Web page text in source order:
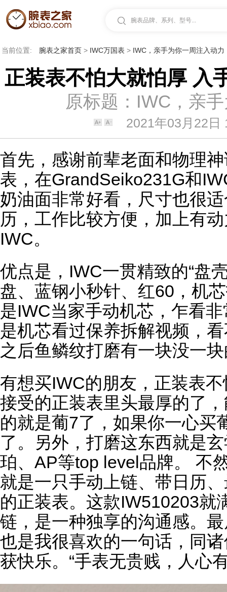
腕表品牌、系列、型号...
当前位置: 腕表之家首页 > IWC万国表 > IWC，亲手为你一周注入动力
正装表不怕大就怕厚 入
原标题：IWC，亲
2021年03月22日
首先，感谢前辈老面和物理
表 ，在GrandSeiko231G和
奶油面非常好看，尺寸也很
历，工作比较方便，加上有
IWC。
优点是，IWC一贯精致的“盘
盘、蓝钢小秒针、红60， 机芯
是IWC当家手动机芯，乍看
是机芯看过保养拆解视频，
之后鱼鳞纹打磨有一块没一
有想买IWC的朋友，正装表
接受的正装表里头最厚的了
的就是葡7了，如果你一心买
了。另外，打磨这东西就是
珀、AP等top level品牌。 不
就是一只手动上链、带日历
的正装表。这款IW510203就
链，是一种独享的沟通感。
也是我很喜欢的一句话，同
获快乐。“手表无贵贱，人心